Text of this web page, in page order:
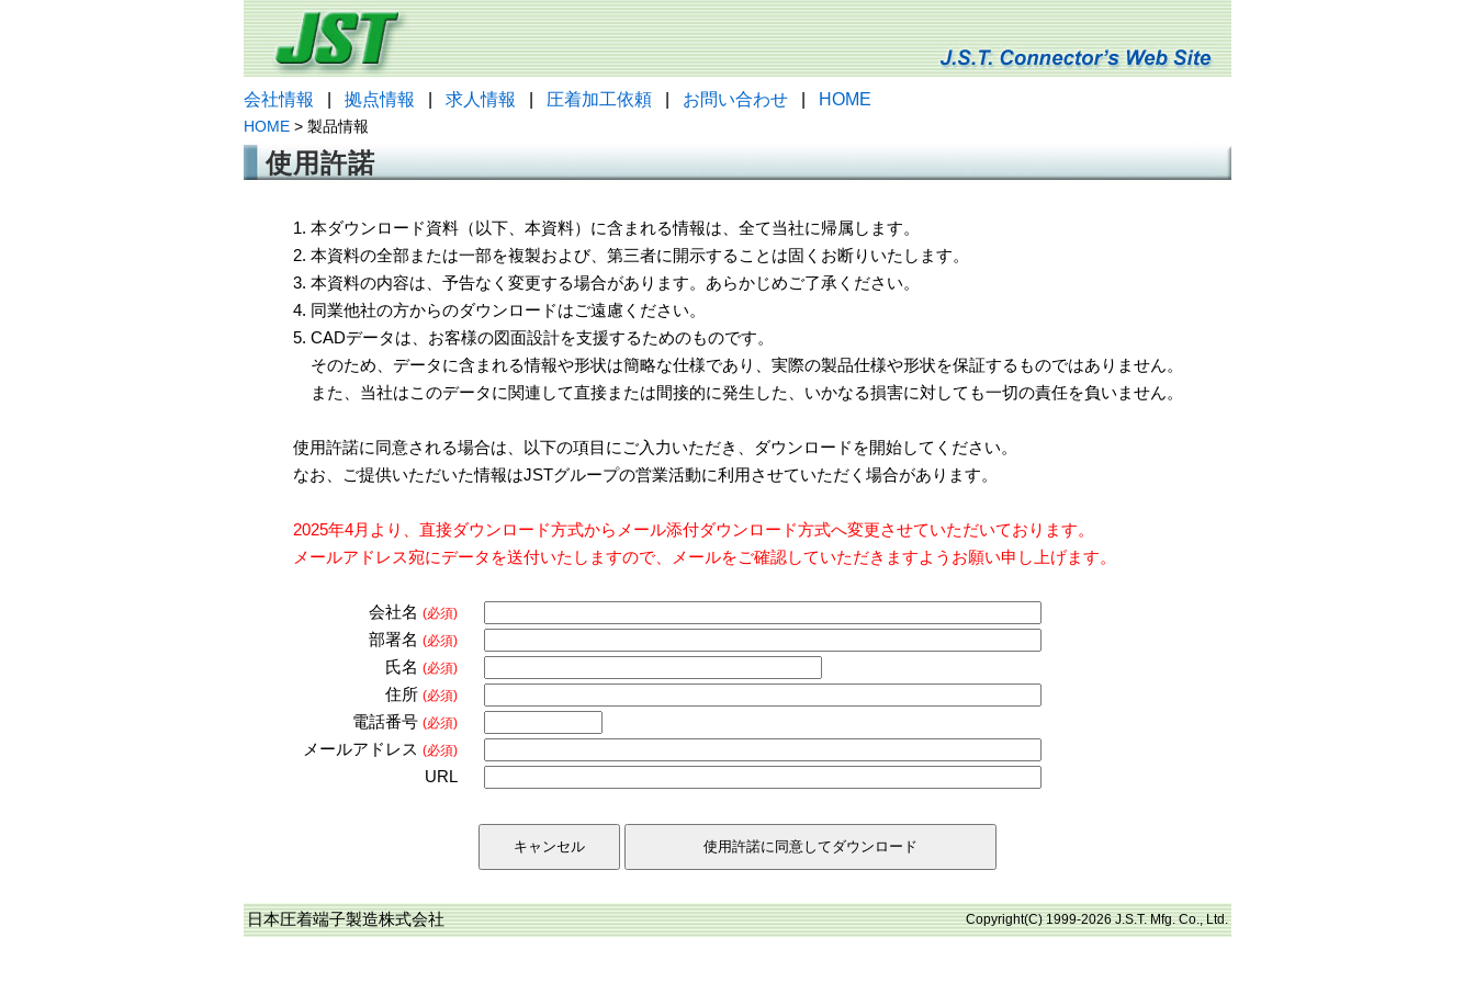
会社情報 拠点情報 求人情報 圧着加工依頼 お問い合わせ HOME
HOME > 製品情報
使用許諾
1. 本ダウンロード資料（以下、本資料）に含まれる情報は、全て当社に帰属します。
2. 本資料の全部または一部を複製および、第三者に開示することは固くお断りいたします。
3. 本資料の内容は、予告なく変更する場合があります。あらかじめご了承ください。
4. 同業他社の方からのダウンロードはご遠慮ください。
5. CADデータは、お客様の図面設計を支援するためのものです。
そのため、データに含まれる情報や形状は簡略な仕様であり、実際の製品仕様や形状を保証するものではありません。
また、当社はこのデータに関連して直接または間接的に発生した、いかなる損害に対しても一切の責任を負いません。
使用許諾に同意される場合は、以下の項目にご入力いただき、ダウンロードを開始してください。
なお、ご提供いただいた情報はJSTグループの営業活動に利用させていただく場合があります。
2025年4月より、直接ダウンロード方式からメール添付ダウンロード方式へ変更させていただいております。
メールアドレス宛にデータを送付いたしますので、メールをご確認していただきますようお願い申し上げます。
会社名 (必須)
部署名 (必須)
氏名 (必須)
住所 (必須)
電話番号 (必須)
メールアドレス (必須)
URL
日本圧着端子製造株式会社 Copyright(C) 1999-2026 J.S.T. Mfg. Co., Ltd.